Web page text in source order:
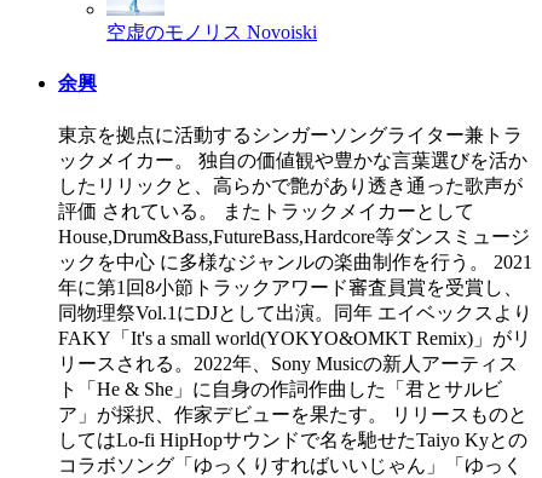
空虚のモノリス Novoiski
余興
東京を拠点に活動するシンガーソングライター兼トラ
ックメイカー。 独自の価値観や豊かな言葉選びを活か
したリリックと、高らかで艶があり透き通った歌声が
評価 されている。 またトラックメイカーとして
House,Drum&Bass,FutureBass,Hardcore等ダンスミュージ
ックを中心 に多様なジャンルの楽曲制作を行う。 2021
年に第1回8小節トラックアワード審査員賞を受賞し、
同物理祭Vol.1にDJとして出演。同年 エイベックスより
FAKY「It's a small world(YOKYO&OMKT Remix)」がリ
リースされる。2022年、Sony Musicの新人アーティス
ト「He & She」に自身の作詞作曲した「君とサルビ
ア」が採択、作家デビューを果たす。 リリースものと
してはLo-fi HipHopサウンドで名を馳せたTaiyo Kyとの
コラボソング「ゆっくりすればいいじゃん」「ゆっく